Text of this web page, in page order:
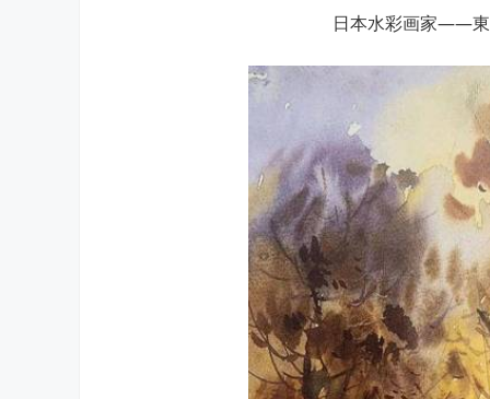
日本水彩画家——